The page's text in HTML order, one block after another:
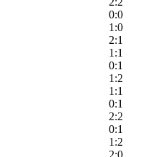
0:0
1:0
2:1
1:1
0:1
1:2
1:1
0:1
2:2
0:1
1:2